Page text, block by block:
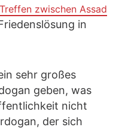
zwischen Assad
in
sehr großes
geben, was
nicht
der sich